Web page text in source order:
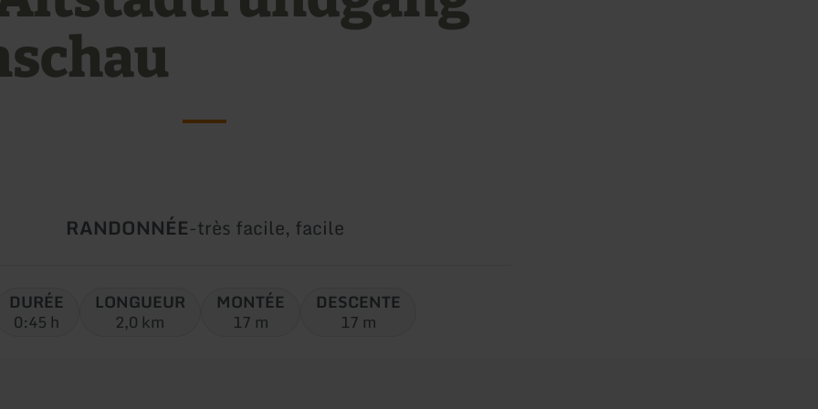
Type
RANDONNÉE-Difficulté:
très facile, facile
DURÉE
0:45 h
LONGUEUR
2,0 km
MONTÉE
17 m
DESCENTE
17 m